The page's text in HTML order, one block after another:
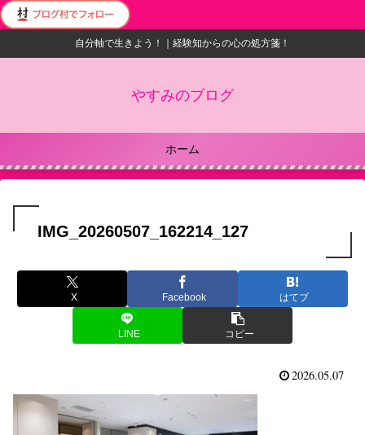
自分軸で生きよう！｜経験知からの心の処方箋！
やすみのブログ
ホーム
IMG_20260507_162214_127
X Facebook はてブ
LINE コピー
2026.05.07